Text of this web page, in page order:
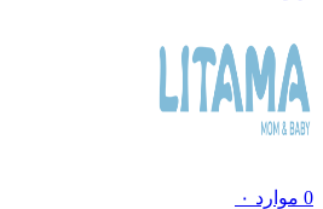
0 موارد ۰